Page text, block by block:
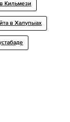
Кильмези
в Халупыах